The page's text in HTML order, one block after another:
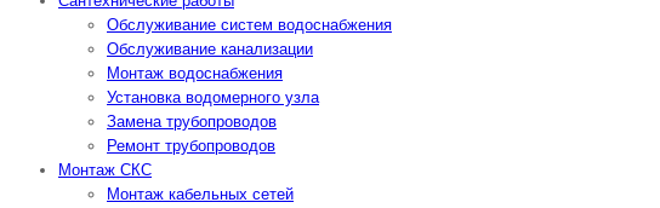
Обслуживание систем водоснабжения
Обслуживание канализации
Монтаж водоснабжения
Установка водомерного узла
Замена трубопроводов
Ремонт трубопроводов
Монтаж СКС
Монтаж кабельных сетей